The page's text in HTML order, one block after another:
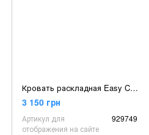
Кровать раскладная Easy Camp Pampas Pacific Blue (480062)
3 150 грн
Артикул для
отображения на сайте
929749